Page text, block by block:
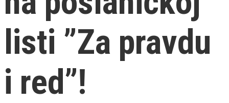
listi ”Za pravdu
i red”!